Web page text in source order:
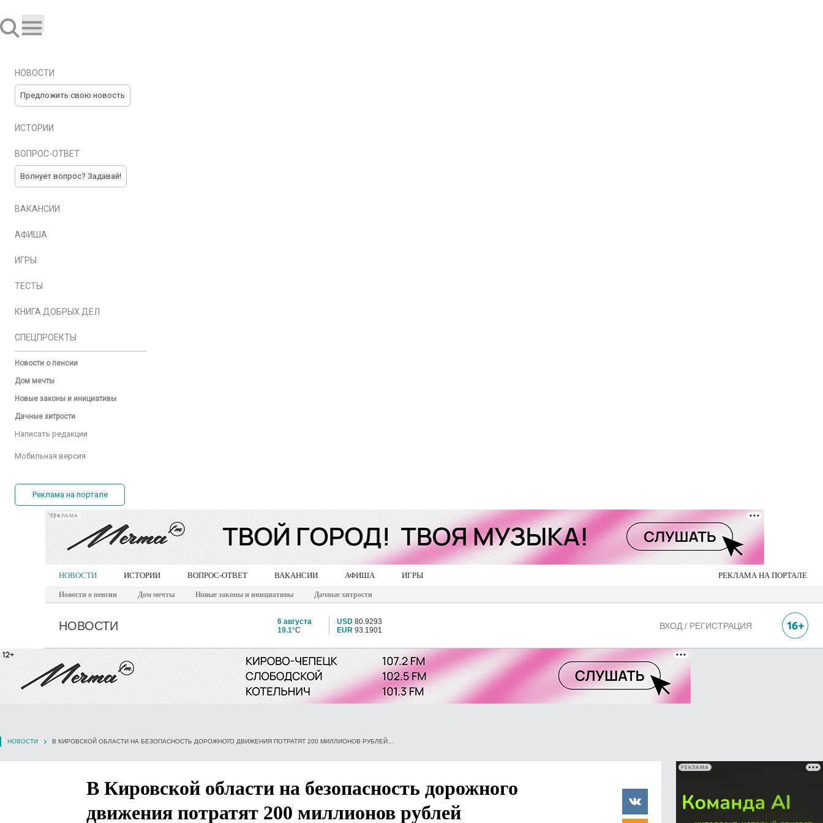
НОВОСТИ
Предложить свою новость
ИСТОРИИ
ВОПРОС-ОТВЕТ
Волнует вопрос? Задавай!
ВАКАНСИИ
АФИША
ИГРЫ
ТЕСТЫ
КНИГА ДОБРЫХ ДЕЛ
СПЕЦПРОЕКТЫ
Новости о пенсии
Дом мечты
Новые законы и инициативы
Дачные хитрости
Написать редакции
Мобильная версия
Реклама на портале
РЕКЛАМА
НОВОСТИ ИСТОРИИ ВОПРОС-ОТВЕТ ВАКАНСИИ АФИША ИГРЫ РЕКЛАМА НА ПОРТАЛЕ
Новости о пенсии Дом мечты Новые законы и инициативы Дачные хитрости
НОВОСТИ
6 августа
19.1°C
USD 80.9293
EUR 93.1901 ВХОД / РЕГИСТРАЦИЯ
НОВОСТИ
В Кировской области на безопасность дорожного
движения потратят 200 миллионов рублей
РЕКЛАМА